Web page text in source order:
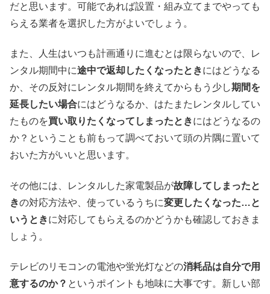
だと思います。可能であれば設置・組み立てまでやっても
らえる業者を選択した方がよいでしょう。
また、人生はいつも計画通りに進むとは限らないので、レ
ンタル期間中に途中で返却したくなったときにはどうなる
か、その反対にレンタル期間を終えてからもう少し期間を
延長したい場合にはどうなるか、はたまたレンタルしてい
たものを買い取りたくなってしまったときにはどうなるの
か？ということも前もって調べておいて頭の片隅に置いて
おいた方がいいと思います。
その他には、レンタルした家電製品が故障してしまったと
きの対応方法や、使っているうちに変更したくなった…と
いうときに対応してもらえるのかどうかも確認しておきま
しょう。
テレビのリモコンの電池や蛍光灯などの消耗品は自分で用
意するのか？ というポイントも地味に大事です。新しい部